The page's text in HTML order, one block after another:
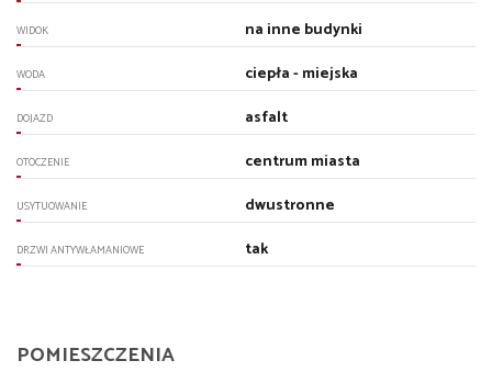
WIDOK na inne budynki
WODA ciepła - miejska
DOJAZD asfalt
OTOCZENIE centrum miasta
USYTUOWANIE dwustronne
DRZWI ANTYWŁAMANIOWE tak
POMIESZCZENIA